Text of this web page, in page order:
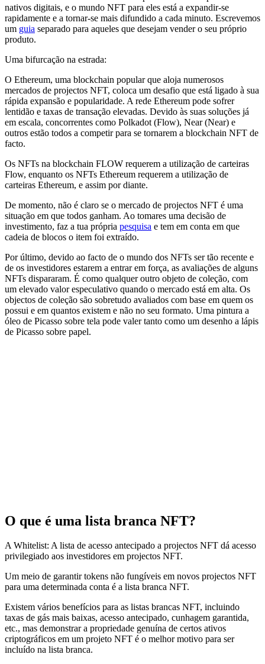
nativos digitais, e o mundo NFT para eles está a expandir-se
rapidamente e a tornar-se mais difundido a cada minuto. Escrevemos
um guia separado para aqueles que desejam vender o seu próprio
produto.
Uma bifurcação na estrada:
O Ethereum, uma blockchain popular que aloja numerosos
mercados de projectos NFT, coloca um desafio que está ligado à sua
rápida expansão e popularidade. A rede Ethereum pode sofrer
lentidão e taxas de transação elevadas. Devido às suas soluções já
em escala, concorrentes como Polkadot (Flow), Near (Near) e
outros estão todos a competir para se tornarem a blockchain NFT de
facto.
Os NFTs na blockchain FLOW requerem a utilização de carteiras
Flow, enquanto os NFTs Ethereum requerem a utilização de
carteiras Ethereum, e assim por diante.
De momento, não é claro se o mercado de projectos NFT é uma
situação em que todos ganham. Ao tomares uma decisão de
investimento, faz a tua própria pesquisa e tem em conta em que
cadeia de blocos o item foi extraído.
Por último, devido ao facto de o mundo dos NFTs ser tão recente e
de os investidores estarem a entrar em força, as avaliações de alguns
NFTs dispararam. É como qualquer outro objeto de coleção, com
um elevado valor especulativo quando o mercado está em alta. Os
objectos de coleção são sobretudo avaliados com base em quem os
possui e em quantos existem e não no seu formato. Uma pintura a
óleo de Picasso sobre tela pode valer tanto como um desenho a lápis
de Picasso sobre papel.
O que é uma lista branca NFT?
A Whitelist: A lista de acesso antecipado a projectos NFT dá acesso
privilegiado aos investidores em projectos NFT.
Um meio de garantir tokens não fungíveis em novos projectos NFT
para uma determinada conta é a lista branca NFT.
Existem vários benefícios para as listas brancas NFT, incluindo
taxas de gás mais baixas, acesso antecipado, cunhagem garantida,
etc., mas demonstrar a propriedade genuína de certos ativos
criptográficos em um projeto NFT é o melhor motivo para ser
incluído na lista branca.